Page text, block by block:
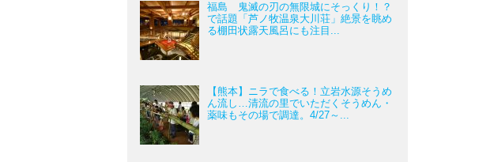
福島 鬼滅の刃の無限城にそっくり！？
で話題「芦ノ牧温泉大川荘」絶景を眺め
る棚田状露天風呂にも注目...
【熊本】ニラで食べる！立岩水源そうめ
ん流し…清流の里でいただくそうめん・
薬味もその場で調達。4/27～...